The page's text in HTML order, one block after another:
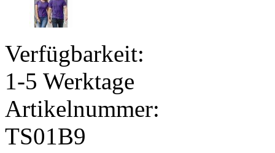
Verfügbarkeit:
1-5 Werktage
Artikelnummer:
TS01B9